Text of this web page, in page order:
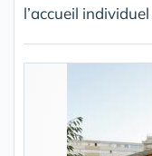
l’accueil